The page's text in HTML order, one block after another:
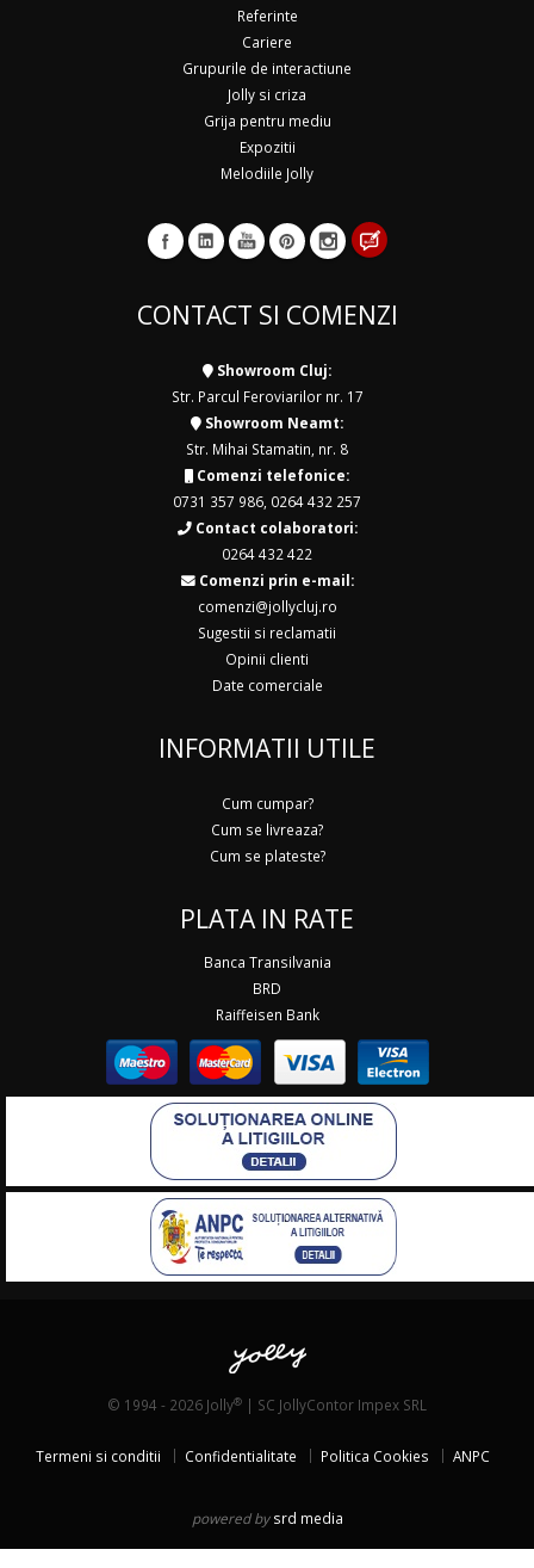
Referinte
Cariere
Grupurile de interactiune
Jolly si criza
Grija pentru mediu
Expozitii
Melodiile Jolly
CONTACT SI COMENZI
Showroom Cluj:
Str. Parcul Feroviarilor nr. 17
Showroom Neamt:
Str. Mihai Stamatin, nr. 8
Comenzi telefonice:
0731 357 986 0264 432 257
Contact colaboratori:
0264 432 422
Comenzi prin e-mail:
comenzi@jollycluj.ro
Sugestii si reclamatii
Opinii clienti
Date comerciale
INFORMATII UTILE
Cum cumpar?
Cum se livreaza?
Cum se plateste?
PLATA IN RATE
Banca Transilvania
BRD
Raiffeisen Bank
© 1994 - 2026 Jolly® | SC JollyContor Impex SRL
Termeni si conditii Confidentialitate Politica Cookies ANPC
powered by srd media